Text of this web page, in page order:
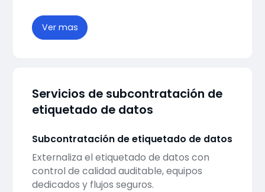
Ver mas
Servicios de subcontratación de
etiquetado de datos
Subcontratación de etiquetado de datos
Externaliza el etiquetado de datos con
control de calidad auditable, equipos
dedicados y flujos seguros.